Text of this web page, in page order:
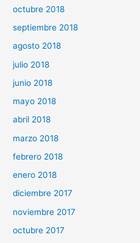
octubre 2018
septiembre 2018
agosto 2018
julio 2018
junio 2018
mayo 2018
abril 2018
marzo 2018
febrero 2018
enero 2018
diciembre 2017
noviembre 2017
octubre 2017